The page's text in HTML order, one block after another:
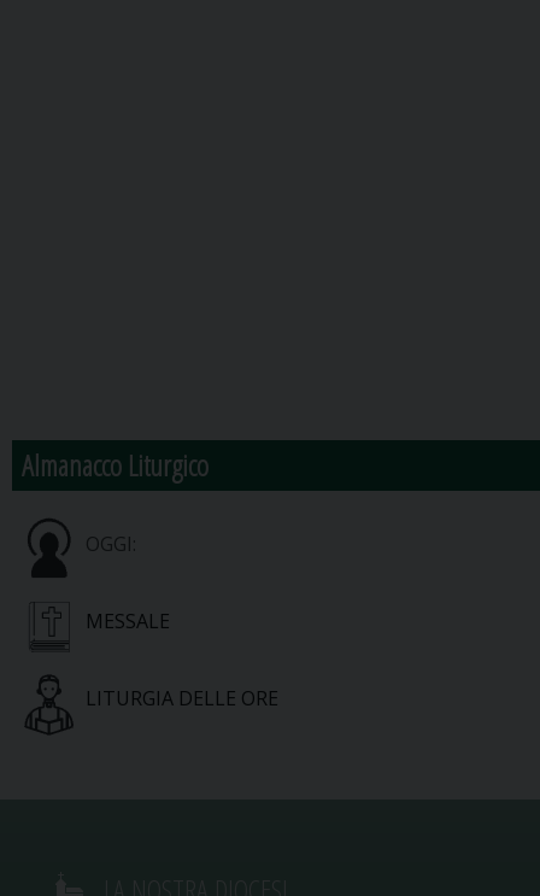
Almanacco Liturgico
OGGI:
MESSALE
LITURGIA DELLE ORE